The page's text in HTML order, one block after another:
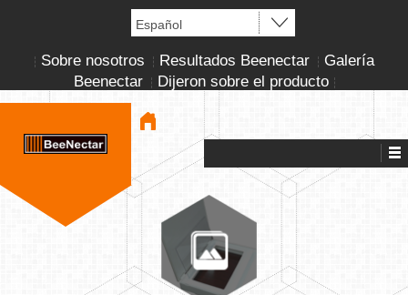
Sobre nosotros Resultados Beenectar
Galería
Beenectar
Dijeron sobre el producto